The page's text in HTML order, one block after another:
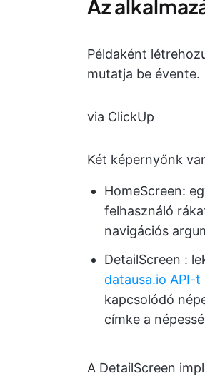
Az
Példaként
mutatja be évente.
via ClickUp
Két képernyőnk
HomeScreen:
felhasználó
navigációs
DetailScreen :
datausa.io API-t
kapcsolódó
címke a
A DetailScreen